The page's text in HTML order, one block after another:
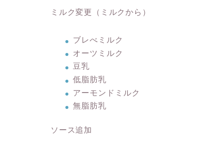
ミルク変更（ミルクから）
ブレべミルク
オーツミルク
豆乳
低脂肪乳
アーモンドミルク
無脂肪乳
ソース追加